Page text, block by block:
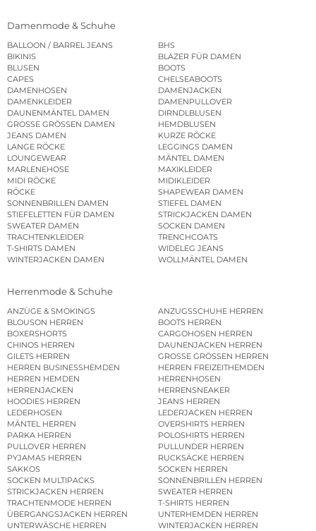
Damenmode & Schuhe
BALLOON / BARREL JEANS
BHS
BIKINIS
BLAZER FÜR DAMEN
BLUSEN
BOOTS
CAPES
CHELSEABOOTS
DAMENHOSEN
DAMENJACKEN
DAMENKLEIDER
DAMENPULLOVER
DAUNENMÄNTEL DAMEN
DIRNDLBLUSEN
GROSSE GRÖSSEN DAMEN
HEMDBLUSEN
JEANS DAMEN
KURZE RÖCKE
LANGE RÖCKE
LEGGINGS DAMEN
LOUNGEWEAR
MÄNTEL DAMEN
MARLENEHOSE
MAXIKLEIDER
MIDI RÖCKE
MIDIKLEIDER
RÖCKE
SHAPEWEAR DAMEN
SONNENBRILLEN DAMEN
STIEFEL DAMEN
STIEFELETTEN FÜR DAMEN
STRICKJACKEN DAMEN
SWEATER DAMEN
SOCKEN DAMEN
TRACHTENKLEIDER
TRENCHCOATS
T-SHIRTS DAMEN
WIDELEG JEANS
WINTERJACKEN DAMEN
WOLLMÄNTEL DAMEN
Herrenmode & Schuhe
ANZÜGE & SMOKINGS
ANZUGSSCHUHE HERREN
BLOUSON HERREN
BOOTS HERREN
BOXERSHORTS
CARGOHOSEN HERREN
CHINOS HERREN
DAUNENJACKEN HERREN
GILETS HERREN
GROSSE GRÖSSEN HERREN
HERREN BUSINESSHEMDEN
HERREN FREIZEITHEMDEN
HERREN HEMDEN
HERRENHOSEN
HERRENJACKEN
HERRENSNEAKER
HOODIES HERREN
JEANS HERREN
LEDERHOSEN
LEDERJACKEN HERREN
MÄNTEL HERREN
OVERSHIRTS HERREN
PARKA HERREN
POLOSHIRTS HERREN
PULLOVER HERREN
PULLUNDER HERREN
PYJAMAS HERREN
RUCKSÄCKE HERREN
SAKKOS
SOCKEN HERREN
SOCKEN MULTIPACKS
SONNENBRILLEN HERREN
STRICKJACKEN HERREN
SWEATER HERREN
TRACHTENMODE HERREN
T-SHIRTS HERREN
ÜBERGANGSJACKEN HERREN
UNTERHEMDEN HERREN
UNTERWÄSCHE HERREN
WINTERJACKEN HERREN